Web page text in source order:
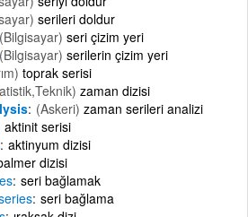
serileri doldur
(Bilgisayar) seri çizim yeri
(Bilgisayar) serilerin çizim yeri
toprak serisi
zaman dizisi
(Askeri) zaman serileri analizi
aktinit serisi
aktinyum dizisi
dizisi
seri bağlamak
seri bağlama